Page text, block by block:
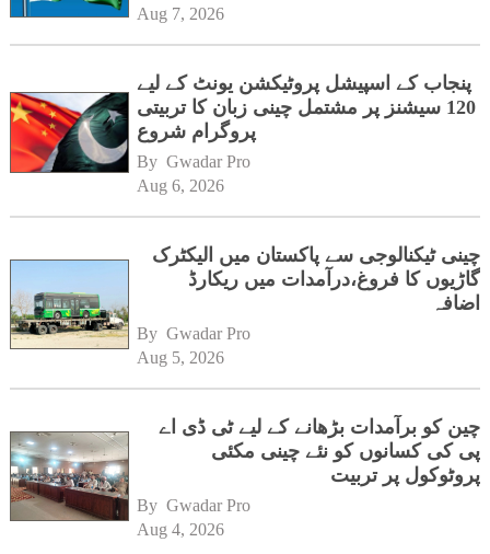
Aug 7, 2026
پنجاب کے اسپیشل پروٹیکشن یونٹ کے لیے
120 سیشنز پر مشتمل چینی زبان کا تربیتی
پروگرام شروع
By Gwadar Pro
Aug 6, 2026
چینی ٹیکنالوجی سے پاکستان میں الیکٹرک
گاڑیوں کا فروغ،درآمدات میں ریکارڈ
اضافہ
By Gwadar Pro
Aug 5, 2026
چین کو برآمدات بڑھانے کے لیے ٹی ڈی اے
پی کی کسانوں کو نئے چینی مکئی
پروٹوکول پر تربیت
By Gwadar Pro
Aug 4, 2026